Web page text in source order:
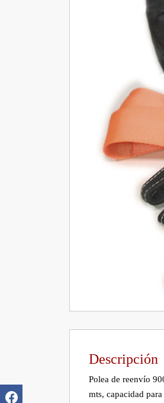
Descripción
Polea de reenvío
mts, capacidad